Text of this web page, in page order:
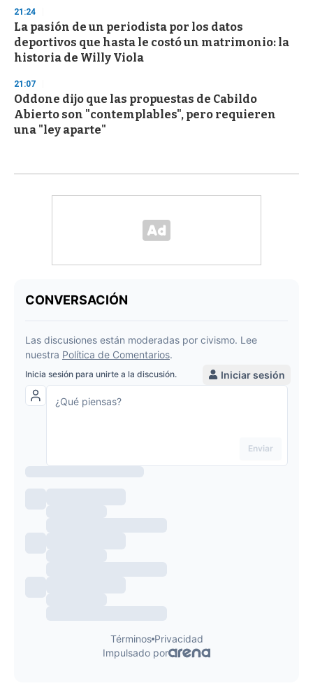
21:24
La pasión de un periodista por los datos
deportivos que hasta le costó un matrimonio: la
historia de Willy Viola
21:07
Oddone dijo que las propuestas de Cabildo
Abierto son "contemplables", pero requieren
una "ley aparte"